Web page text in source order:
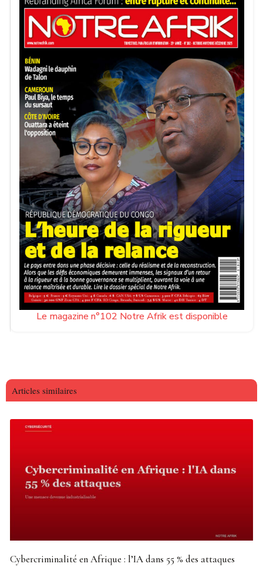
Le magazine n°102 Notre Afrik est disponible
Articles similaires
Cybercriminalité en Afrique : l’IA dans 55 % des attaques